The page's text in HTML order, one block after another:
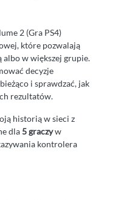
2 (Gra PS4)
które pozwalają
albo w większej grupie.
decyzje
i sprawdzać, jak
rezultatów.
historią w sieci z
dla5 graczyw
kontrolera